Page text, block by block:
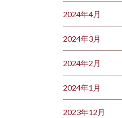
2024年4月
2024年3月
2024年2月
2024年1月
2023年12月